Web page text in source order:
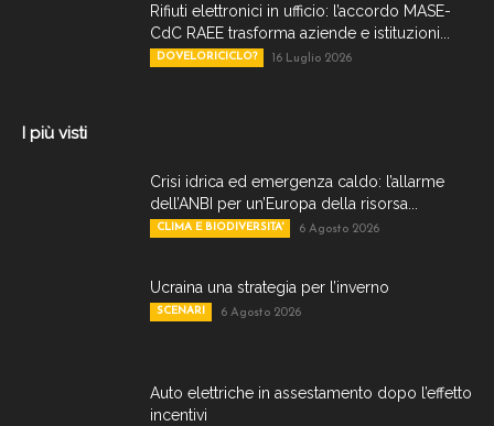
Rifiuti elettronici in ufficio: l’accordo MASE-
CdC RAEE trasforma aziende e istituzioni...
DOVELORICICLO? 16 Luglio 2026
I più visti
Crisi idrica ed emergenza caldo: l’allarme
dell’ANBI per un’Europa della risorsa...
CLIMA E BIODIVERSITA' 6 Agosto 2026
Ucraina una strategia per l’inverno
SCENARI 6 Agosto 2026
Auto elettriche in assestamento dopo l’effetto
incentivi